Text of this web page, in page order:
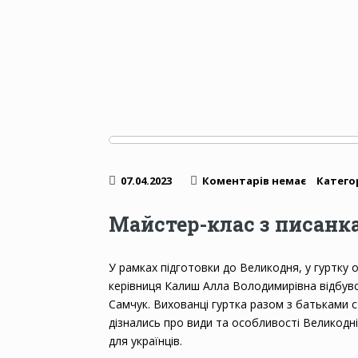
07.04.2023 Коментарів немає
Майстер-клас з
У рамках підготовки до Великодня, у гуртку
керівниця Калиш Алла Володимирівна
Самчук. Вихованці гуртка разом з
дізнались про види та особливості
для українців.